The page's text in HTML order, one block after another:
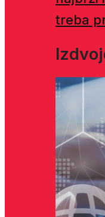
treba